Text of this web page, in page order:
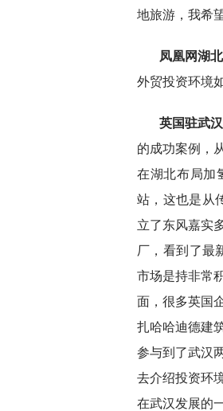
地旅游，我希
凤凰网湖北
外贸投资环境
英国驻武
的成功案例，
在湖北布局加
站，这也是从
立了东风嘉实
厂，看到了最
市场是持非常
面，很多英国
扎哈哈迪德建
参与到了武汉
去介绍投资环
在武汉发展的